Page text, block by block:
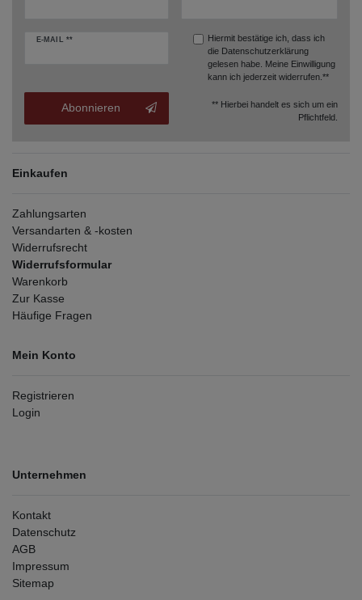
E-MAIL **
Hiermit bestätige ich, dass ich
die Datenschutzerklärung
gelesen habe. Meine Einwilligung
kann ich jederzeit widerrufen.**
Abonnieren
** Hierbei handelt es sich um ein
Pflichtfeld.
Einkaufen
Zahlungsarten
Versandarten & -kosten
Widerrufsrecht
Widerrufsformular
Warenkorb
Zur Kasse
Häufige Fragen
Mein Konto
Registrieren
Login
Unternehmen
Kontakt
Datenschutz
AGB
Impressum
Sitemap